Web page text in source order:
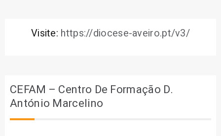
Visite: https://diocese-aveiro.pt/v3/
CEFAM – Centro De Formação D.
António Marcelino